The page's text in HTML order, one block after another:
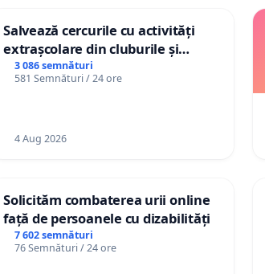
Salvează cercurile cu activități
extrașcolare din cluburile și
palatele copiilor
3 086 semnături
581 Semnături / 24 ore
4 Aug 2026
Solicităm combaterea urii online
față de persoanele cu dizabilități
7 602 semnături
76 Semnături / 24 ore